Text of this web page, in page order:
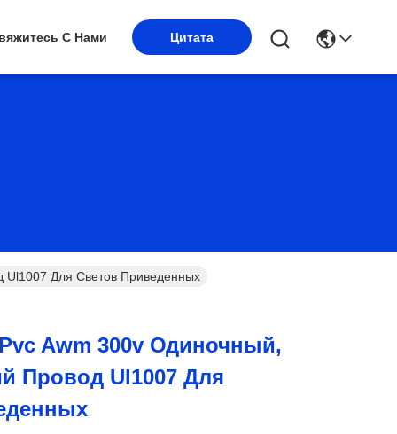
С Нами Цитата
Ul1007 Для Светов Приведенных
Awm 300v Одиночный,
Провод Ul1007 Для